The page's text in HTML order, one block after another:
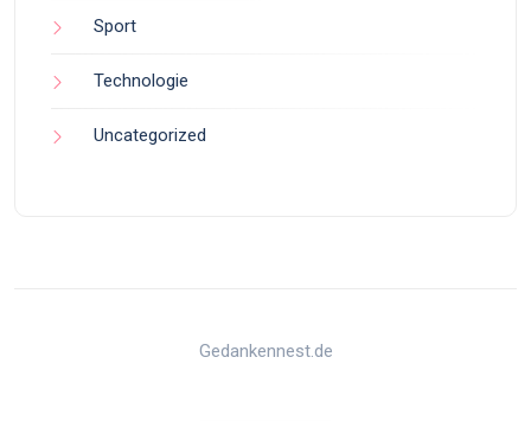
Sport
Technologie
Uncategorized
Gedankennest.de